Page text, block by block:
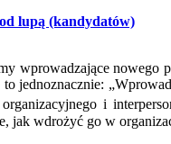
lupą (kandydatów)
wprowadzające
jednoznacznie:
i
jak wdrożyć go w